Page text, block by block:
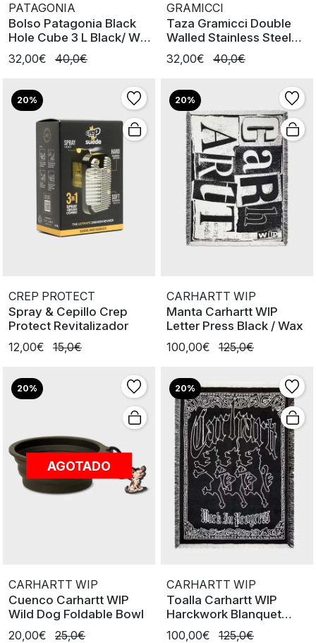
PATAGONIA
Bolso Patagonia Black
Hole Cube 3 L Black/ W
Black
32,00€ 40,0€
GRAMICCI
Taza Gramicci Double
Walled Stainless Steel
Mug
32,00€ 40,0€
20%
CREP PROTECT
Spray & Cepillo Crep
Protect Revitalizador
12,00€
15,0€
20%
CARHARTT WIP
Manta Carhartt WIP
Letter Press Black / Wax
100,00€
125,0€
20%
AGOTADO
CARHARTT WIP
Cuenco Carhartt WIP
Wild Dog Foldable Bowl
20,00€
25,0€
20%
CARHARTT WIP
Toalla Carhartt WIP
Harckwork Blanquet
BLK/W
100,00€ 125,0€